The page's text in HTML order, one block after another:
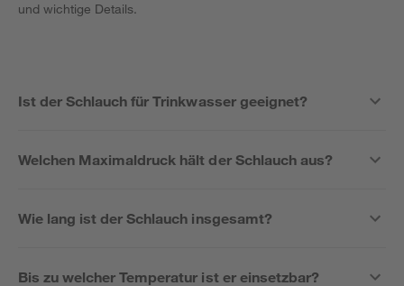
und wichtige Details.
Ist der Schlauch für Trinkwasser geeignet?
Welchen Maximaldruck hält der Schlauch aus?
Wie lang ist der Schlauch insgesamt?
Bis zu welcher Temperatur ist er einsetzbar?